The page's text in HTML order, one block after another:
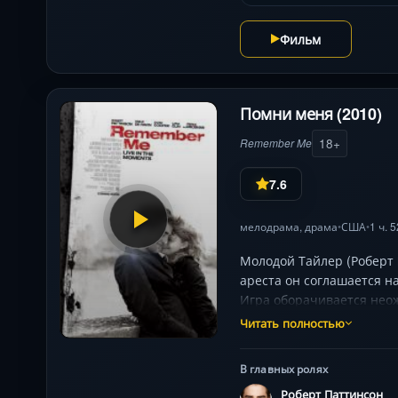
Фильм
Помни меня (2010)
Remember Me 18+
7.6
мелодрама, драма•США•1 ч.
Молодой Тайлер
ареста он соглашается
Игра оборачивается
семьях, где отцы
Читать полностью
В главных ролях
Роберт Паттинсон